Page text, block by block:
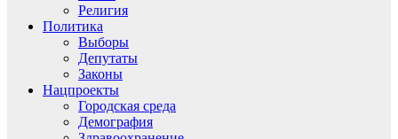
Религия
Политика
Выборы
Депутаты
Законы
Нацпроекты
Городская среда
Демография